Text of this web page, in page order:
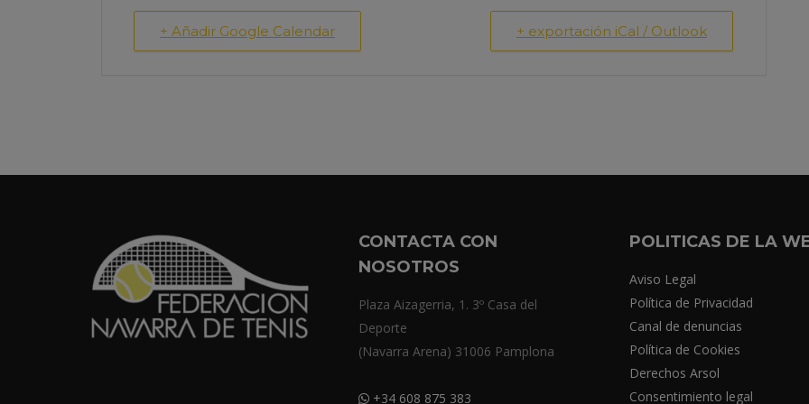
+ Añadir Google Calendar + exportación iCal / Outlook
CONTACTA CON
NOSOTROS
Plaza Aizagerria, 1. 3º Casa del
Deporte
(Navarra Arena) 31006 Pamplona
+34 608 875 383
POLITICAS DE LA
Aviso Legal
Política de Privacidad
Canal de denuncias
Política de Cookies
Derechos Arsol
Consentimiento legal